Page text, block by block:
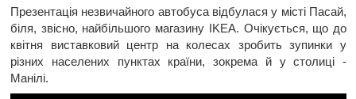
Презентація незвичайного автобуса відбулася у місті Пасай,
біля, звісно, найбільшого магазину IKEА. Очікується, що до
квітня виставковий центр на колесах зробить зупинки у
різних населених пунктах країни, зокрема й у столиці -
Манілі.